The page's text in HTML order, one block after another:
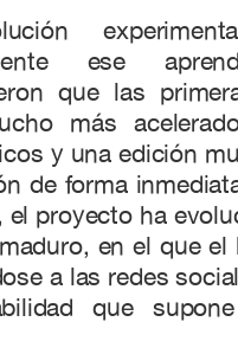
ese
que las
más
y una edición
de forma
el proyecto ha
en el que
a las redes
que